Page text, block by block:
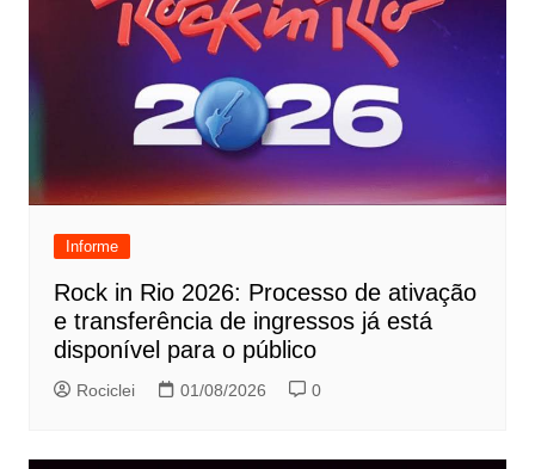
Informe
Rock in Rio 2026: Processo de ativação
e transferência de ingressos já está
disponível para o público
Rociclei 01/08/2026 0